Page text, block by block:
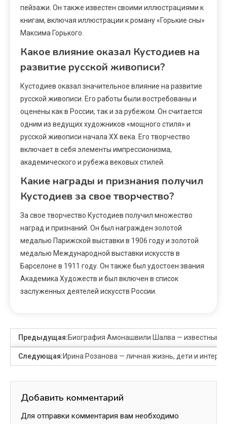
пейзажи. Он также известен своими иллюстрациями к
книгам, включая иллюстрации к роману «Горькие сны»
Максима Горького.
Какое влияние оказал Кустодиев на
развитие русской живописи?
Кустодиев оказал значительное влияние на развитие
русской живописи. Его работы были востребованы и
оценены как в России, так и за рубежом. Он считается
одним из ведущих художников «мощного стиля» и
русской живописи начала XX века. Его творчество
включает в себя элементы импрессионизма,
академического и рубежа вековых стилей.
Какие награды и признания получил
Кустодиев за свое творчество?
За свое творчество Кустодиев получил множество
наград и признаний. Он был награжден золотой
медалью Парижской выставки в 1906 году и золотой
медалью Международной выставки искусств в
Барселоне в 1911 году. Он также был удостоен звания
Академика Художеств и был включен в список
заслуженных деятелей искусств России.
Предыдущая:Биография Амонашвили Шалва — известный
Следующая:Ирина Розанова — личная жизнь, дети и
Добавить комментарий
Для отправки комментария вам необходимо